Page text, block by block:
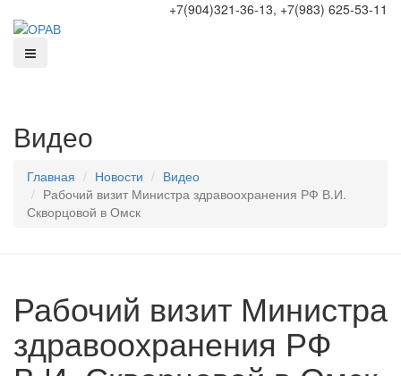
+7(904)321-36-13, +7(983) 625-53-11
Видео
Главная Новости
Видео
Рабочий визит Министра здравоохранения РФ В.И.
Скворцовой в Омск
Рабочий визит Министра
здравоохранения РФ